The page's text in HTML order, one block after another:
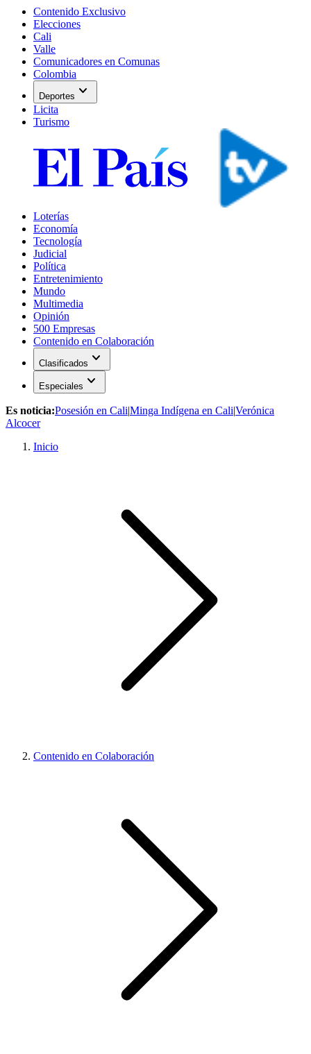
Contenido Exclusivo
Elecciones
Cali
Valle
Comunicadores en Comunas
Colombia
Deportes expand_more
Licita
Turismo
Loterías
Economía
Tecnología
Judicial
Política
Entretenimiento
Mundo
Multimedia
Opinión
500 Empresas
Contenido en Colaboración
Clasificados expand_more
Especiales expand_more
Es noticia:Posesión en Cali|Minga Indígena en Cali|Verónica
Alcocer
Inicio
Contenido en Colaboración